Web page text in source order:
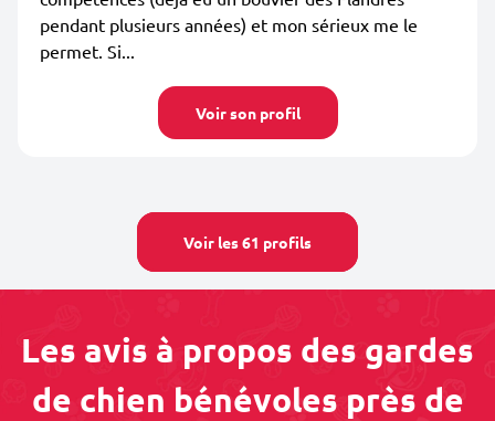
pendant plusieurs années) et mon sérieux me le
permet. Si...
Voir son profil
Voir les 61 profils
Les avis à propos des gardes
de chien bénévoles près de